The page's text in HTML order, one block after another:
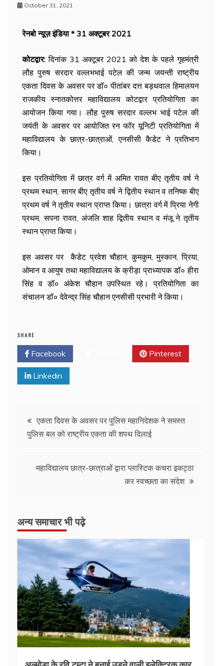
October 31, 2021
रेनबो न्यूज़ इंडिया * 31 अक्टूबर 2021
कोटद्वार: दिनांक 31 अक्टूबर 2021 को देश के पहले गृहमंत्री
लौह पुरुष सरदार वल्लभभाई पटेल की जन्म जयन्ती राष्ट्रीय
एकता दिवस के अवसर परडॉ० पीतांबर दत्त बड़थवाल हिमालयन
राजकीय स्नातकोत्तर महाविद्यालय कोटद्वार प्रतियोगिता का
आयोजन किया गया। लौह पुरुष सरदार वल्लभ भाई पटेल की
जयंती के अवसर पर आयोजित रन फॉर यूनिटी प्रतियोगिता में
महाविद्यालय के छात्र-छात्राओं, एनसीसी कैडेट ने प्रतिभाग
किया।
इस प्रतियोगिता में छात्र वर्ग में अमित रावत बीए तृतीय वर्ष ने
प्रथम स्थान, सागर बीए तृतीय वर्ष ने द्वितीय स्थान व तनिष्क बीए
प्रथम वर्ष ने तृतीय स्थान प्राप्त किया। छात्रा वर्ग में प्रिया नेगी
प्रथम, सपना रावत, अंजलि शाह द्वितीय स्थान व मंजू ने तृतीय
स्थान प्राप्त किया।
इस अवसर पर कैडेट प्रवेश चौहान, कुमकुम, मुस्कान, प्रिया,
ओमान व आयुष तथा महाविद्यालय के क्रीड़ा प्राध्यापक डॉ० हीरा
सिंह व डॉ० अंकेश चौहान उपस्थित रहे। प्रतियोगिता का
संचालन डॉ० देवेन्द्र सिंह चौहान एनसीसी प्रभारी ने किया।
SHARE
Facebook Pinterest
Linkedin
एकता दिवस के अवसर पर पुलिस महानिदेशक ने समस्त
पुलिस बल को राष्ट्रीय एकता की शपथ दिलाई
महाविद्यालय छात्र-छात्राओं द्वारा प्लास्टिक कचरा इकट्ठा
कर स्वच्छता का संदेश
अन्य समाचार भी पढ़े